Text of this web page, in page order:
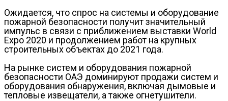
Ожидается, что спрос на системы и оборудование
пожарной безопасности получит значительный
импульс в связи с приближением выставки World
Expo 2020 и продолжением работ на крупных
строительных объектах до 2021 года.
На рынке систем и оборудования пожарной
безопасности ОАЭ доминируют продажи систем и
оборудования обнаружения, включая дымовые и
тепловые извещатели, а также огнетушители.